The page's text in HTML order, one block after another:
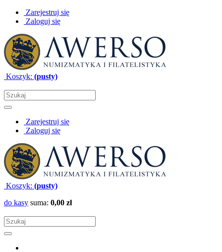
Zarejestruj się
Zaloguj się
Koszyk: (pusty)
Zarejestruj się
Zaloguj się
Koszyk: (pusty)
do kasy suma: 0,00 zł